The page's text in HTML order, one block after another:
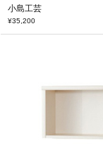
小島工芸
¥35,200